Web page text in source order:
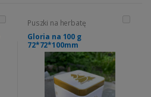
Puszki na herbatę
Gloria na 100 g
72*72*100mm